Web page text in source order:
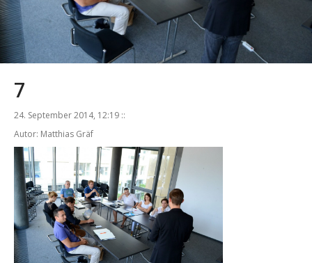
7
24. September 2014, 12:19 ::
Autor: Matthias Gräf